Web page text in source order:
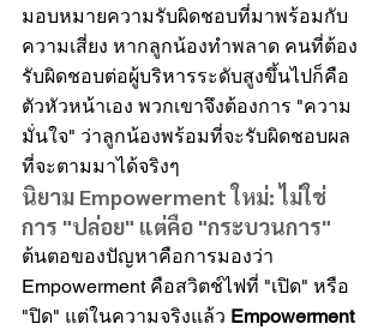
มอบหมายความรับผิดชอบที่มาพร้อมกับ
ความเสี่ยง หากลูกน้องทำพลาด คนที่ต้อง
รับผิดชอบต่อผู้บริหารระดับสูงขึ้นไปก็คือ
ตัวหัวหน้าเอง พวกเขาจึงต้องการ "ความ
มั่นใจ" ว่าลูกน้องพร้อมที่จะรับผิดชอบผล
ที่จะตามมาได้จริงๆ
นิยาม Empowerment ใหม่: ไม่ใช่
การ "ปล่อย" แต่คือ "กระบวนการ"
ต้นตอของปัญหาคือการมองว่า
Empowerment คือสวิตช์ไฟที่ "เปิด" หรือ
"ปิด" แต่ในความจริงแล้ว Empowerment